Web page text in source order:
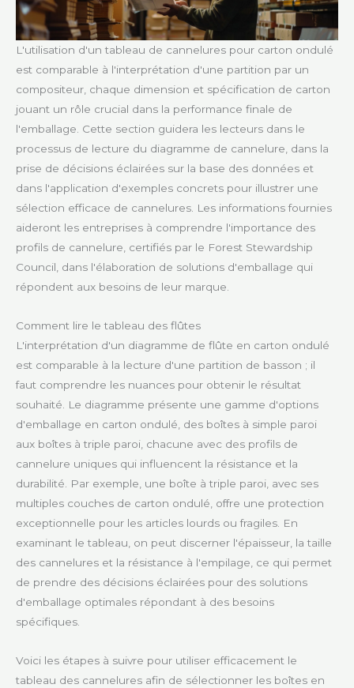
L'utilisation d'un tableau de cannelures pour carton ondulé
est comparable à l'interprétation d'une partition par un
compositeur, chaque dimension et spécification de carton
jouant un rôle crucial dans la performance finale de
l'emballage. Cette section guidera les lecteurs dans le
processus de lecture du diagramme de cannelure, dans la
prise de décisions éclairées sur la base des données et
dans l'application d'exemples concrets pour illustrer une
sélection efficace de cannelures. Les informations fournies
aideront les entreprises à comprendre l'importance des
profils de cannelure, certifiés par le Forest Stewardship
Council, dans l'élaboration de solutions d'emballage qui
répondent aux besoins de leur marque.
Comment lire le tableau des flûtes
L'interprétation d'un diagramme de flûte en carton ondulé
est comparable à la lecture d'une partition de basson ; il
faut comprendre les nuances pour obtenir le résultat
souhaité. Le diagramme présente une gamme d'options
d'emballage en carton ondulé, des boîtes à simple paroi
aux boîtes à triple paroi, chacune avec des profils de
cannelure uniques qui influencent la résistance et la
durabilité. Par exemple, une boîte à triple paroi, avec ses
multiples couches de carton ondulé, offre une protection
exceptionnelle pour les articles lourds ou fragiles. En
examinant le tableau, on peut discerner l'épaisseur, la taille
des cannelures et la résistance à l'empilage, ce qui permet
de prendre des décisions éclairées pour des solutions
d'emballage optimales répondant à des besoins
spécifiques.
Voici les étapes à suivre pour utiliser efficacement le
tableau des cannelures afin de sélectionner les boîtes en